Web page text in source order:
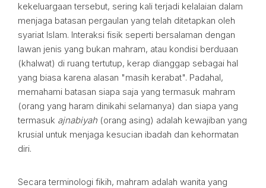
kekeluargaan tersebut, sering kali terjadi kelalaian dalam
menjaga batasan pergaulan yang telah ditetapkan oleh
syariat Islam. Interaksi fisik seperti bersalaman dengan
lawan jenis yang bukan mahram, atau kondisi berduaan
(khalwat) di ruang tertutup, kerap dianggap sebagai hal
yang biasa karena alasan "masih kerabat". Padahal,
memahami batasan siapa saja yang termasuk mahram
(orang yang haram dinikahi selamanya) dan siapa yang
termasuk ajnabiyah (orang asing) adalah kewajiban yang
krusial untuk menjaga kesucian ibadah dan kehormatan
diri.
Secara terminologi fikih, mahram adalah wanita yang